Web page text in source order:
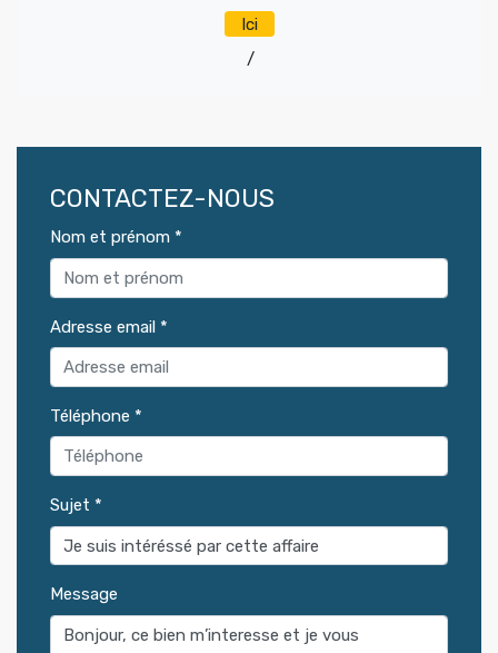
Ici
/
CONTACTEZ-NOUS
Nom et prénom *
Adresse email *
Téléphone *
Sujet *
Message